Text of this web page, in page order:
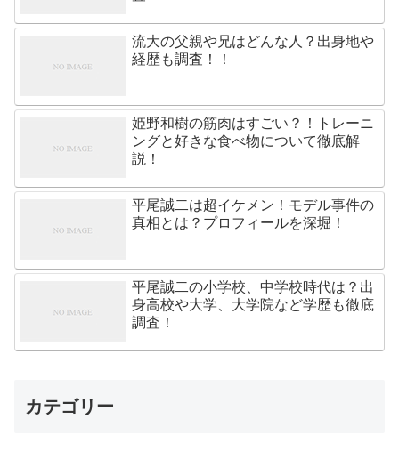
流大の父親や兄はどんな人？出身地や
経歴も調査！！
姫野和樹の筋肉はすごい？！トレーニ
ングと好きな食べ物について徹底解
説！
平尾誠二は超イケメン！モデル事件の
真相とは？プロフィールを深堀！
平尾誠二の小学校、中学校時代は？出
身高校や大学、大学院など学歴も徹底
調査！
カテゴリー